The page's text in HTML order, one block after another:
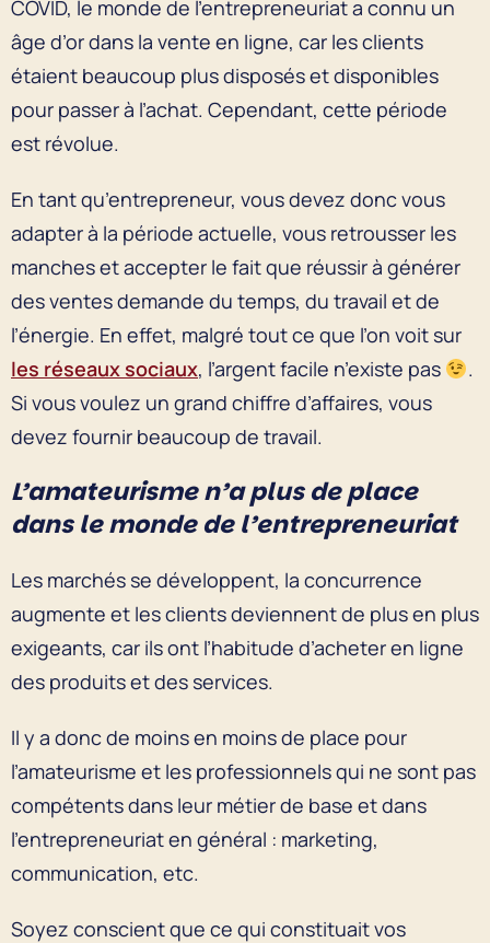
COVID, le monde de l’entrepreneuriat a connu un
âge d’or dans la vente en ligne, car les clients
étaient beaucoup plus disposés et disponibles
pour passer à l’achat. Cependant, cette période
est révolue.
En tant qu’entrepreneur, vous devez donc vous
adapter à la période actuelle, vous retrousser les
manches et accepter le fait que réussir à générer
des ventes demande du temps, du travail et de
l’énergie. En effet, malgré tout ce que l’on voit sur
les réseaux sociaux, l’argent facile n’existe pas
.
Si vous voulez un grand chiffre d’affaires, vous
devez fournir beaucoup de travail.
L’amateurisme n’a plus de place
dans le monde de l’entrepreneuriat
Les marchés se développent, la concurrence
augmente et les clients deviennent de plus en plus
exigeants, car ils ont l’habitude d’acheter en ligne
des produits et des services.
Il y a donc de moins en moins de place pour
l’amateurisme et les professionnels qui ne sont pas
compétents dans leur métier de base et dans
l’entrepreneuriat en général : marketing,
communication, etc.
Soyez conscient que ce qui constituait vos